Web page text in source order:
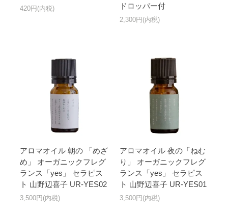
420円(内税)
ドロッパー付
2,300円(内税)
アロマオイル 朝の 「めざ
め」 オーガニックフレグ
ランス「yes」 セラピス
ト 山野辺喜子 UR-YES02
3,500円(内税)
アロマオイル 夜の「ねむ
り」 オーガニックフレグ
ランス「yes」 セラピス
ト 山野辺喜子 UR-YES01
3,500円(内税)